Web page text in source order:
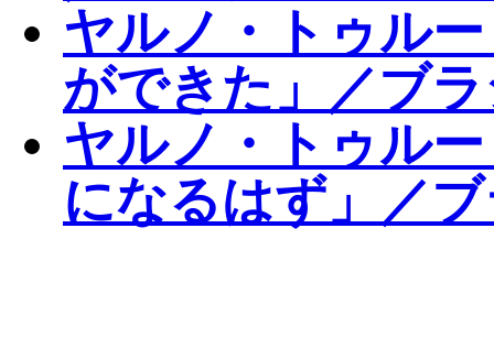
ヤルノ・トゥル
ができた」／ブ
ヤルノ・トゥル
になるはず」／